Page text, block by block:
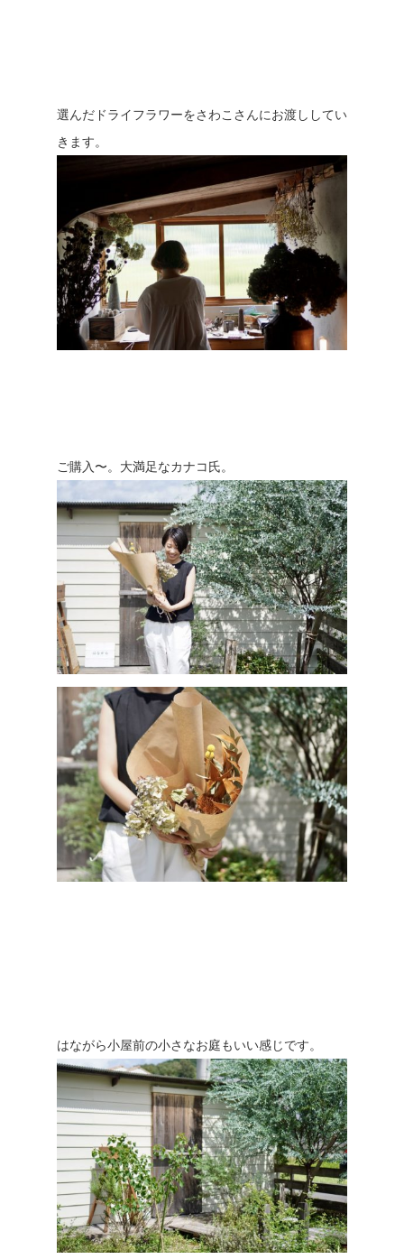
選んだドライフラワーをさわこさんにお渡ししてい
きます。
ご購入〜。大満足なカナコ氏。
はながら小屋前の小さなお庭もいい感じです。